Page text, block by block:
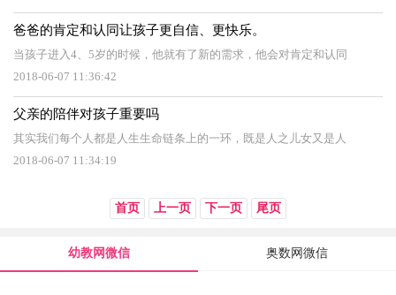
爸爸的肯定和认同让孩子更自信、更快乐。
当孩子进入4、5岁的时候，他就有了新的需求，他会对肯定和认同
2018-06-07 11:36:42
父亲的陪伴对孩子重要吗
其实我们每个人都是人生生命链条上的一环，既是人之儿女又是人
2018-06-07 11:34:19
首页 上一页 下一页 尾页
幼教网微信 奥数网微信